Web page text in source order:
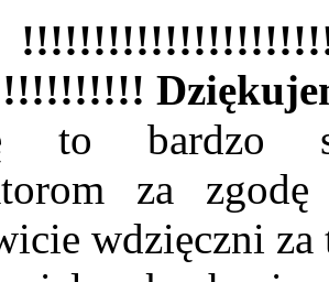
to bardzo
za
wdzięczni